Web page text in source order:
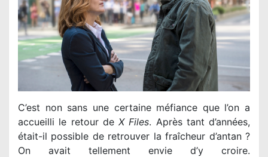
C’est non sans une certaine méfiance que l’on a
accueilli le retour de X Files. Après tant d’années,
était-il possible de retrouver la fraîcheur d’antan ?
On avait tellement envie d’y croire.